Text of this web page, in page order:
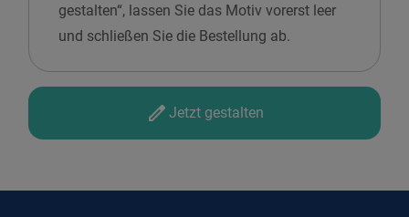
gestalten“, lassen Sie das Motiv vorerst leer
und schließen Sie die Bestellung ab.
Jetzt gestalten